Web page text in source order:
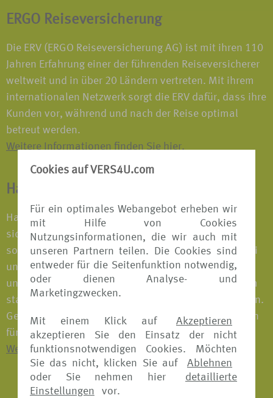
Cookies auf VERS4U.com
Für ein optimales Webangebot erheben wir
mit Hilfe von Cookies
Nutzungsinformationen, die wir auch mit
unseren Partnern teilen. Die Cookies sind
entweder für die Seitenfunktion notwendig,
oder dienen Analyse- und
Marketingzwecken.
Mit einem Klick auf
Akzeptieren
akzeptieren Sie den Einsatz der nicht
funktionsnotwendigen Cookies. Möchten
Sie das nicht, klicken Sie auf
Ablehnen
oder Sie nehmen hier
detaillierte
Einstellungen
vor.
ERGO Reiseversicherung
Die ERV (ERGO Reiseversicherung AG) ist mit ihren 110
Jahren Erfahrung einer der führenden Reiseversicherer
weltweit und in über 20 Ländern vertreten. Mit ihrem
internationalen Netzwerk sorgt die ERV dafür, dass ihre
Kunden vor, während und nach der Reise optimal
betreut werden.
Weitere Informationen finden Sie hier.
HanseMerkur Reiseversicherung
Hand in Hand ist HanseMerkur – ein Grundsatz, der
sich in unseren vielfach ausgezeichneten Produkten
sowie in allen Leistungsangeboten widerspiegelt. Bei
uns gehen individuelle Ansprüche und die Stärke
unserer Gemeinschaft Hand in Hand. Denn mit einem
starken Partner an der Seite kann man mehr erreichen.
Gemeinsam schaffen wir täglich die Voraussetzungen
für einen sicheren Urlaub.
Weitere Informationen finden Sie hier.